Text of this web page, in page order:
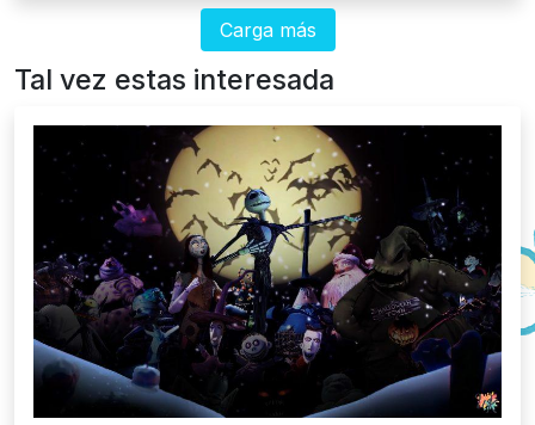
Carga más
Tal vez estas interesada